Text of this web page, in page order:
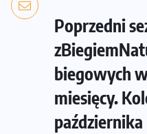
Poprzedni
biegowych
miesięcy.